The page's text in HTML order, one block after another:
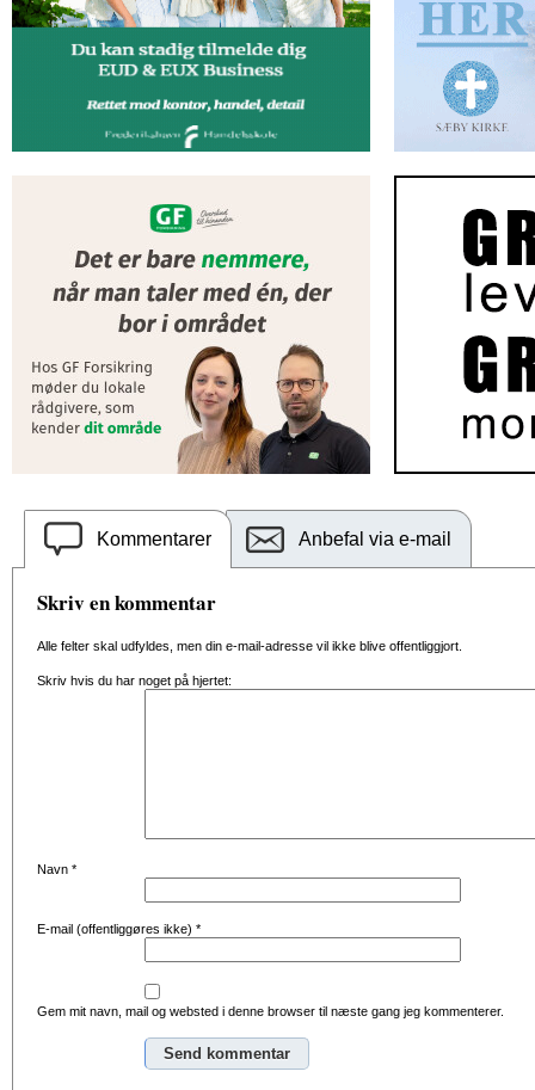
Kommentarer Anbefal via e-mail
Skriv en kommentar
Alle felter skal udfyldes, men din e-mail-adresse vil ikke blive offentliggjort.
Skriv hvis du har noget på hjertet:
Navn *
E-mail (offentliggøres ikke) *
Gem mit navn, mail og websted i denne browser til næste gang jeg kommenterer.